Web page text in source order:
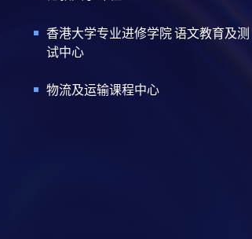
香港大学专业进修学院 语文教育及测
试中心
物流及运输课程中心